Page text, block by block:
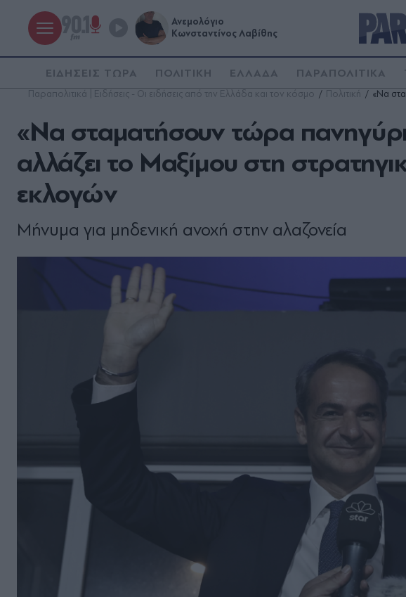
Ανεμολόγιο
Κωνσταντίνος Λαβίθης
ΕΙΔΗΣΕΙΣ ΤΩΡΑ ΠΟΛΙΤΙΚΗ ΕΛΛΑΔΑ ΠΑΡΑΠΟΛΙΤΙΚΑ
Παραπολιτικά | Ειδήσεις - Οι ειδήσεις από την Ελλάδα και τον κόσμο Πολιτική «Να
«Να σταματήσουν τώρα
αλλάζει το Μαξίμου στη
εκλογών
Μήνυμα για μηδενική ανοχή στην αλαζονεία